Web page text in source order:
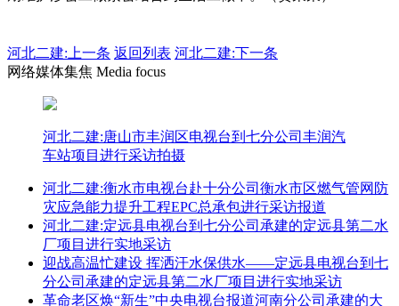
河北二建: 上一条 返回列表 河北二建:下一条
网络媒体集焦 Media focus
河北二建:唐山市丰润区电视台到七分公司丰润汽
车站项目进行采访拍摄
河北二建:衡水市电视台赴十分公司衡水市区燃气管网防
灾应急能力提升工程EPC总承包进行采访报道
河北二建:定远县电视台到七分公司承建的定远县第二水
厂项目进行实地采访
迎战高温忙建设 挥洒汗水保供水——定远县电视台到七
分公司承建的定远县第二水厂项目进行实地采访
革命老区焕“新生”中央电视台报道河南分公司承建的大